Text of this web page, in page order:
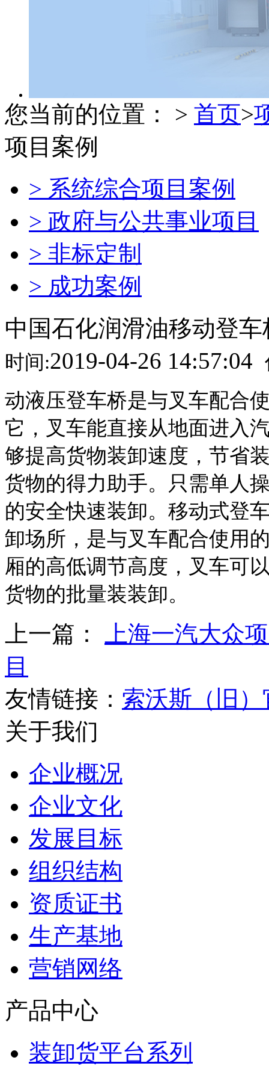
您当前的位置： > 首页>
项目案例
> 系统综合项目案例
> 政府与公共事业项目
> 非标定制
> 成功案例
中国石化润滑油移动登车
时间:2019-04-26 14:57:04
动液压登车桥是与叉车配合
它，叉车能直接从地面进入
够提高货物装卸速度，节省
货物的得力助手。
只需单人
的安全快速装卸。移动式登
卸场所，是与叉车配合使用
厢的高低调节高度，叉车可
货物的批量装装卸。
上一篇：
上海一汽大众
目
友情链接： 索沃斯（旧）
关于我们
企业概况
企业文化
发展目标
组织结构
资质证书
生产基地
营销网络
产品中心
装卸货平台系列